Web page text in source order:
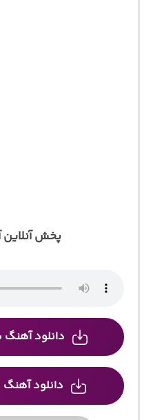
پخش
دانلود آهنگ
دانلود آهنگ